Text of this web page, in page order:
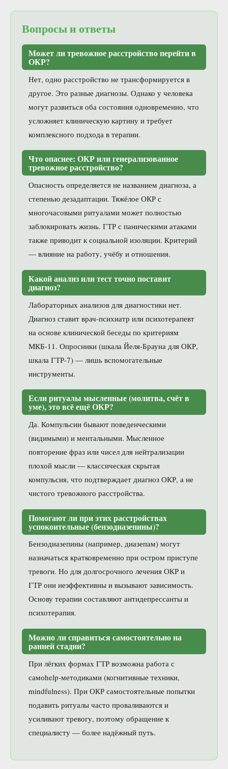
Вопросы и ответы
Может ли тревожное расстройство перейти в
ОКР?
Нет, одно расстройство не трансформируется в
другое. Это разные диагнозы. Однако у человека
могут развиться оба состояния одновременно, что
усложняет клиническую картину и требует
комплексного подхода в терапии.
Что опаснее: ОКР или генерализованное
тревожное расстройство?
Опасность определяется не названием диагноза, а
степенью дезадаптации. Тяжёлое ОКР с
многочасовыми ритуалами может полностью
заблокировать жизнь. ГТР с паническими атаками
также приводит к социальной изоляции. Критерий
— влияние на работу, учёбу и отношения.
Какой анализ или тест точно поставит
диагноз?
Лабораторных анализов для диагностики нет.
Диагноз ставит врач-психиатр или психотерапевт
на основе клинической беседы по критериям
МКБ-11. Опросники (шкала Йеля-Брауна для ОКР,
шкала ГТР-7) — лишь вспомогательные
инструменты.
Если ритуалы мысленные (молитва, счёт в
уме), это всё ещё ОКР?
Да. Компульсии бывают поведенческими
(видимыми) и ментальными. Мысленное
повторение фраз или чисел для нейтрализации
плохой мысли — классическая скрытая
компульсия, что подтверждает диагноз ОКР, а не
чистого тревожного расстройства.
Помогают ли при этих расстройствах
успокоительные (бензодиазепины)?
Бензодиазепины (например, диазепам) могут
назначаться кратковременно при остром приступе
тревоги. Но для долгосрочного лечения ОКР и
ГТР они неэффективны и вызывают зависимость.
Основу терапии составляют антидепрессанты и
психотерапия.
Можно ли справиться самостоятельно на
ранней стадии?
При лёгких формах ГТР возможна работа с
самоhelp-методиками (когнитивные техники,
mindfulness). При ОКР самостоятельные попытки
подавить ритуалы часто проваливаются и
усиливают тревогу, поэтому обращение к
специалисту — более надёжный путь.